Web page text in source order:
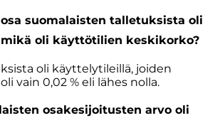
suomalaisten talletuksista oli
oli käyttötilien keskikorko?
oli käyttelytileillä, joiden
vain 0,02 % eli lähes nolla.
osakesijoitusten arvo oli